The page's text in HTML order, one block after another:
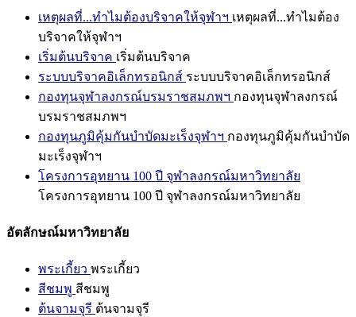
เหตุผลที่...ทำไมต้องบริจาคให้จุฬาฯ เหตุผลที่...ทำไมต้อง
บริจาคให้จุฬาฯ
เริ่มต้นบริจาค เริ่มต้นบริจาค
ระบบบริจาคอิเล็กทรอนิกส์ ระบบบริจาคอิเล็กทรอนิกส์
กองทุนจุฬาลงกรณ์บรมราชสมภพฯ กองทุนจุฬาลงกรณ์
บรมราชสมภพฯ
กองทุนภูมิคุ้มกันบำบัดมะเร็งจุฬาฯ กองทุนภูมิคุ้มกันบำบัด
มะเร็งจุฬาฯ
โครงการอุทยาน 100 ปี จุฬาลงกรณ์มหาวิทยาลัย
โครงการอุทยาน 100 ปี จุฬาลงกรณ์มหาวิทยาลัย
อัตลักษณ์มหาวิทยาลัย
พระเกี้ยว พระเกี้ยว
สีชมพู สีชมพู
ต้นจามจุรี ต้นจามจุรี